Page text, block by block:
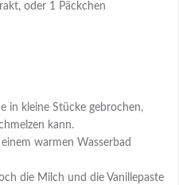
oder 1 Päckchen
in kleine Stücke gebrochen,
kann.
warmen Wasserbad
die Milch und die Vanillepaste